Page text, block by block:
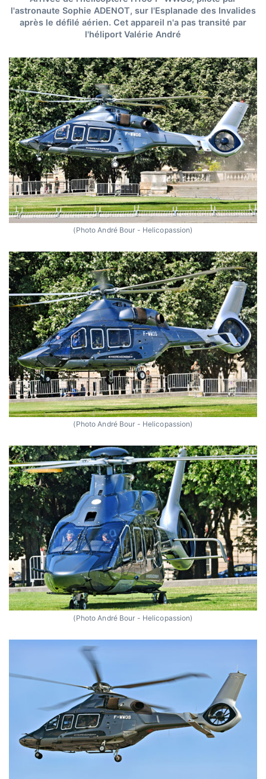
l'astronaute Sophie ADENOT, sur l'Esplanade des Invalides
après le défilé aérien. Cet appareil n'a pas transité par
l'héliport Valérie André
(Photo André Bour - Helicopassion)
(Photo André Bour - Helicopassion)
(Photo André Bour - Helicopassion)